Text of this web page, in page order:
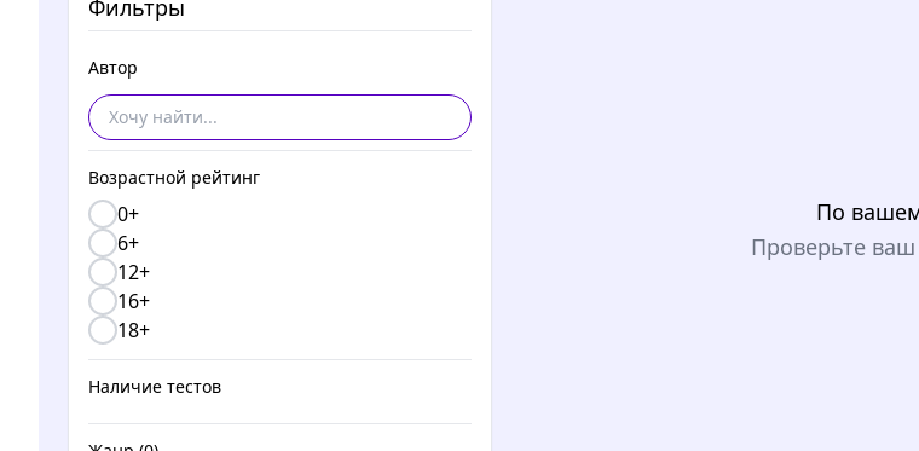
Фильтры
Автор
Возрастной рейтинг
0+
6+
12+
16+
18+
Наличие тестов
По
Проверьте